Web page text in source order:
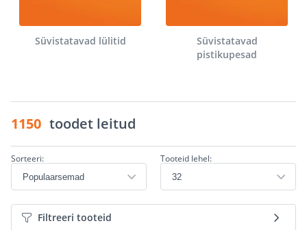
Süvistatavad lülitid
Süvistatavad
pistikupesad
1150 toodet leitud
Sorteeri: Tooteid lehel:
Filtreeri tooteid